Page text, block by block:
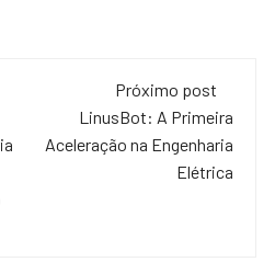
Próximo post
LinusBot: A Primeira
Aceleração na Engenharia
Elétrica